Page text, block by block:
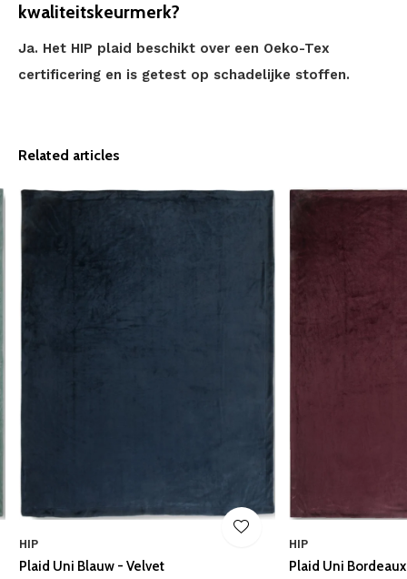
kwaliteitskeurmerk?
Ja. Het HIP plaid beschikt over een Oeko-Tex
certificering en is getest op schadelijke stoffen.
Related articles
HIP
Plaid Uni Blauw - Velvet
HIP
Plaid Uni